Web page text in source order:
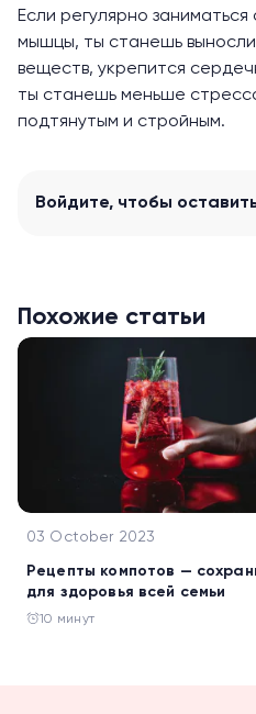
Если регулярно
мышцы, ты станешь
веществ, укрепится
ты станешь меньше
подтянутым и стройным.
Войдите, чтобы
Похожие статьи
03 October 2023
Рецепты компотов —
для здоровья всей семьи
10 минут